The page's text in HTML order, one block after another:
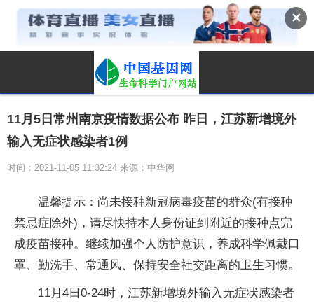
✕
11月5日常州南京疫情数据公布 昨日，江苏新增境外
输入无症状感染者1例
时间：2021-11-05 11:32:24 来源：中华网
温馨提示：尚未接种新冠病毒疫苗的群众(有接种
禁忌症除外)，请尽快持本人身份证到附近的接种点完
成疫苗接种。继续加强个人防护意识，养成科学佩戴口
罩、勤洗手、常通风、保持安全社交距离的卫生习惯。
11月4日0-24时，江苏新增境外输入无症状感染者